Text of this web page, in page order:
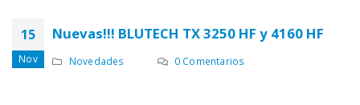
15
Nov
Nuevas!!! BLUTECH TX 3250 HF y 4160 HF
Novedades 0 Comentarios